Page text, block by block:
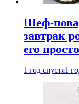
Шеф-
завтрак
его
1 год спустя1